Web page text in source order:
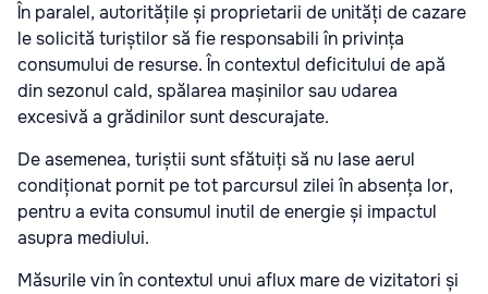
În paralel, autoritățile și proprietarii de unități de cazare
le solicită turiștilor să fie responsabili în privința
consumului de resurse. În contextul deficitului de apă
din sezonul cald, spălarea mașinilor sau udarea
excesivă a grădinilor sunt descurajate.
De asemenea, turiștii sunt sfătuiți să nu lase aerul
condiționat pornit pe tot parcursul zilei în absența lor,
pentru a evita consumul inutil de energie și impactul
asupra mediului.
Măsurile vin în contextul unui aflux mare de vizitatori și